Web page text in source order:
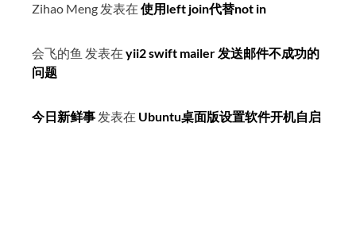
Zihao Meng 发表在 使用left join代替not in
会飞的鱼 发表在 yii2 swift mailer 发送邮件不成功的
问题
今日新鲜事 发表在 Ubuntu桌面版设置软件开机自启